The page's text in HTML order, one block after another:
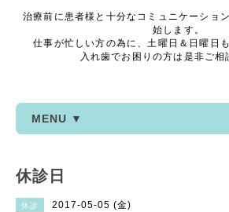
治療前に患者様と十分なコミュニケーショ
始します。
仕事が忙しい方の為に、土曜日＆日曜日
入れ歯でお困りの方は是非ご相
MENU ▼
休診日
休診 2017-05-05 (金)